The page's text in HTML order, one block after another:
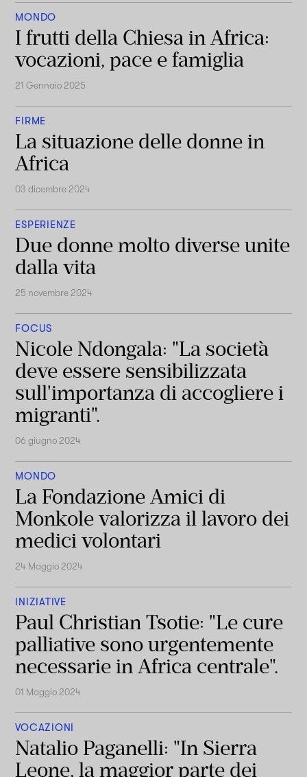
MONDO
I frutti della Chiesa in Africa:
vocazioni, pace e famiglia
21 Gennaio 2025
FIRME
La situazione delle donne in
Africa
03 dicembre 2024
ESPERIENZE
Due donne molto diverse unite
dalla vita
25 novembre 2024
FOCUS
Nicole Ndongala: "La società
deve essere sensibilizzata
sull'importanza di accogliere i
migranti".
06 giugno 2024
MONDO
La Fondazione Amici di
Monkole valorizza il lavoro dei
medici volontari
24 Maggio 2024
INIZIATIVE
Paul Christian Tsotie: "Le cure
palliative sono urgentemente
necessarie in Africa centrale".
01 Maggio 2024
VOCAZIONI
Natalio Paganelli: "In Sierra
Leone, la maggior parte dei